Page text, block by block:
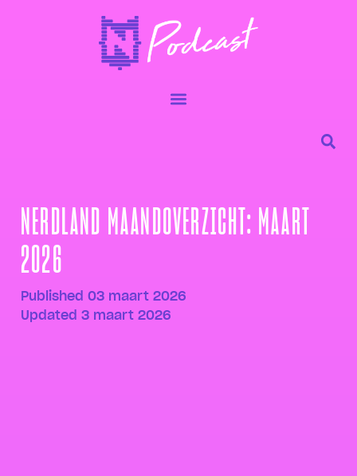
NERDLAND MAANDOVERZICHT: MAART
2026
Published 03 maart 2026
Updated 3 maart 2026